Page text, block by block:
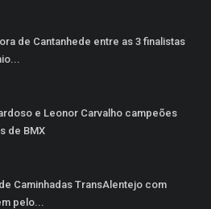
de Cantanhede entre as 3 finalistas
e Leonor Carvalho campeões
de BMX
Caminhadas TransAlentejo com
pelo...